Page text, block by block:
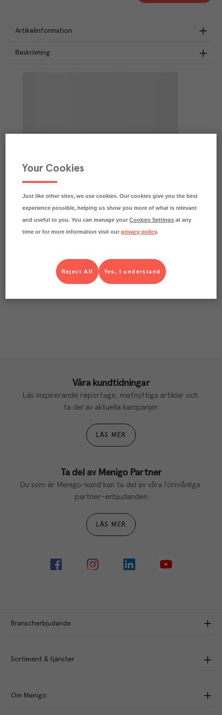
Artikelinformation
Beskrivning
Våra kundtidningar
Läs inspirerande reportage, matnyttiga artiklar och
ta del av aktuella kampanjer.
LÄS MER
Ta del av Menigo Partner
Du som är Menigo-kund kan ta del av våra förmånliga
partner-erbjudanden
LÄS MER
Branscherbjudande
Sortiment & tjänster
Om Menigo
Your Cookies
Just like other sites, we use cookies. Our cookies give you the best
experience possible, helping us show you more of what is relevant
and useful to you. You can manage yourCookies Settings at any
time or for more information visit ourprivacy policy.
Yes, I understand
Reject All